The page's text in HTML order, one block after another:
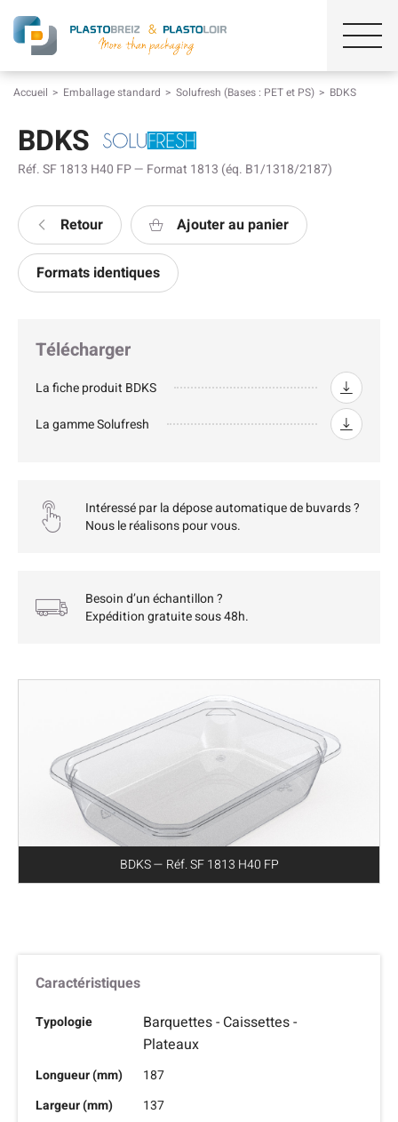
Accueil Emballage standard Solufresh (Bases : PET et PS) BDKS
BDKS — Réf. SF 1813 H40 FP
BDKS
Réf. SF 1813 H40 FP — Format 1813 (éq. B1/1318/2187)
Retour Ajouter au panier
Formats identiques
Télécharger
La fiche produit BDKS
La gamme Solufresh
Intéressé par la dépose automatique de buvards ?
Nous le réalisons pour vous.
Besoin d’un échantillon ?
Expédition gratuite sous 48h.
Caractéristiques
Typologie
Barquettes - Caissettes -
Plateaux
Longueur (mm)
187
Largeur (mm)
137